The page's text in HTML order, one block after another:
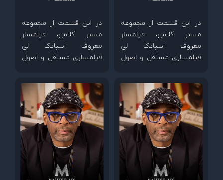
در این قسمت از مجموعه
مستر کلاس، فیلمساز
معروف اسپایک لی
فیلمسازی مستقل و اصول
در این قسمت از مجموعه
مستر کلاس، فیلمساز
معروف اسپایک لی
فیلمسازی مستقل و اصول